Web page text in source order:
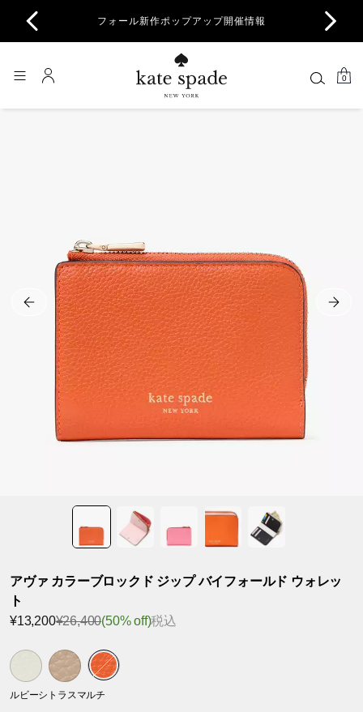
フォール新作ポップアップ開催情報
0
アヴァ カラーブロックド ジップ バイフォールド ウォレッ
ト
¥13,200¥26,400(50% off)税込
ルビーシトラスマルチ